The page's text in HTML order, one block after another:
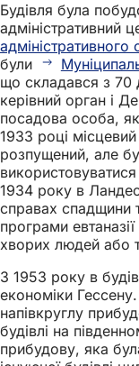
Будівля була
адміністративний
адміністративного
були
що складався з 70
керівний орган і
посадова особа,
1933 році
розпущений, але
1934 року в
справах спадщини
програми
хворих людей або
З 1953 року в
економіки
напівкруглу
будівлі на
прибудову, яка